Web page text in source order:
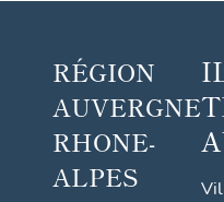
RÉGION
AUVERGNE
RHONE-
ALPES